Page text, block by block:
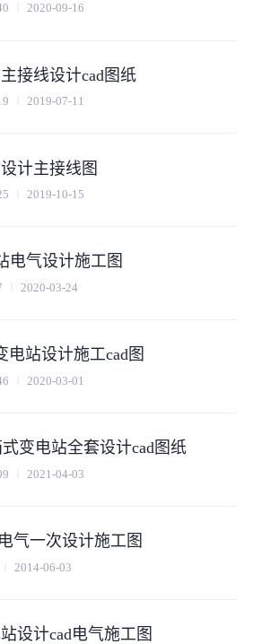
2020-09-16
接线设计cad图纸
2019-07-11
计主接线图
2019-10-15
电气设计施工图
2020-03-24
电站设计施工cad图
2020-03-01
变电站全套设计cad图纸
2021-04-03
气一次设计施工图
2014-06-03
设计cad电气施工图